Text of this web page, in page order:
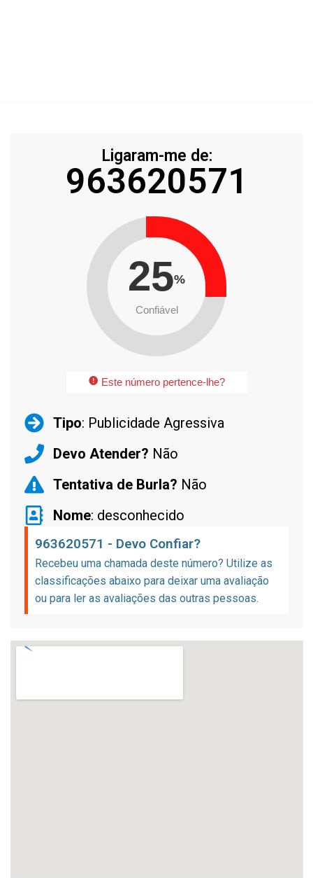
Ligaram-me de:
963620571
25%
Confiável
Este número pertence-lhe?
Tipo: Publicidade Agressiva
Devo Atender? Não
Tentativa de Burla? Não
Nome: desconhecido
963620571 - Devo Confiar?
Recebeu uma chamada deste número? Utilize as
classificações abaixo para deixar uma avaliação
ou para ler as avaliações das outras pessoas.